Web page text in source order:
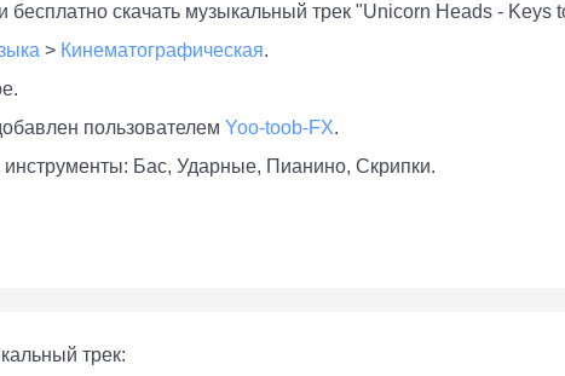
скачать музыкальный трек "Unicorn Heads - Keys
> Кинематографическая.
пользователем Yoo-toob-FX.
Бас, Ударные, Пианино, Скрипки.
трек: